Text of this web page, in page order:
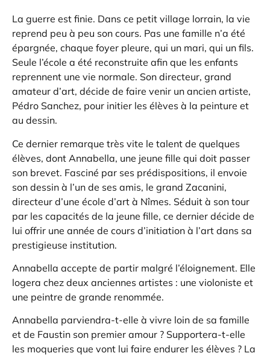
La guerre est finie. Dans ce petit village lorrain, la vie
reprend peu à peu son cours. Pas une famille n’a été
épargnée, chaque foyer pleure, qui un mari, qui un fils.
Seule l’école a été reconstruite afin que les enfants
reprennent une vie normale. Son directeur, grand
amateur d’art, décide de faire venir un ancien artiste,
Pédro Sanchez, pour initier les élèves à la peinture et
au dessin.
Ce dernier remarque très vite le talent de quelques
élèves, dont Annabella, une jeune fille qui doit passer
son brevet. Fasciné par ses prédispositions, il envoie
son dessin à l’un de ses amis, le grand Zacanini,
directeur d’une école d’art à Nîmes. Séduit à son tour
par les capacités de la jeune fille, ce dernier décide de
lui offrir une année de cours d’initiation à l’art dans sa
prestigieuse institution.
Annabella accepte de partir malgré l’éloignement. Elle
logera chez deux anciennes artistes : une violoniste et
une peintre de grande renommée.
Annabella parviendra-t-elle à vivre loin de sa famille
et de Faustin son premier amour ? Supportera-t-elle
les moqueries que vont lui faire endurer les élèves ? La